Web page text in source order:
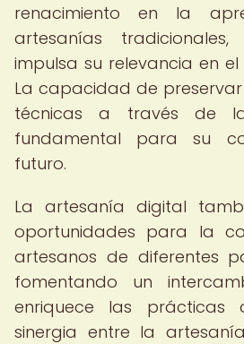
renacimiento en la
artesanías
impulsa su relevancia en
La capacidad de
técnicas a través de
fundamental para su
futuro.
La artesanía digital
oportunidades para la
artesanos de diferentes
fomentando un
enriquece las prácticas
sinergia entre la